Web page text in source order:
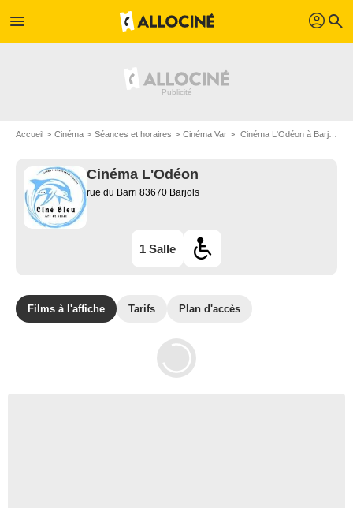
menu profil search
Accueil Cinéma Séances et horaires Cinéma Var Cinéma L'Odéon à Barjols
Cinéma L'Odéon
rue du Barri 83670 Barjols
1 Salle
Films à l'affiche Tarifs Plan d'accès